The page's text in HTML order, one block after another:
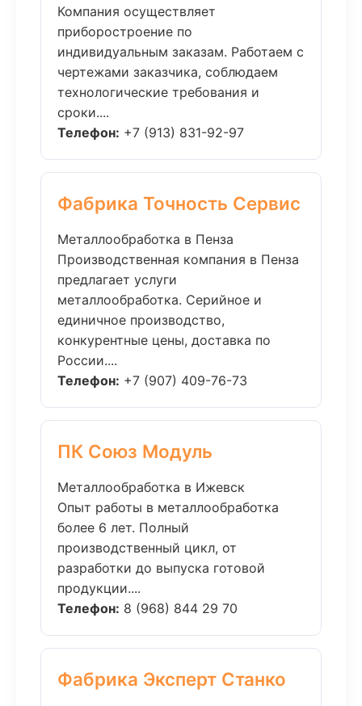
Компания осуществляет
приборостроение по
индивидуальным заказам. Работаем с
чертежами заказчика, соблюдаем
технологические требования и
сроки....
Телефон: +7 (913) 831-92-97
Фабрика Точность Сервис
Металлообработка в Пенза
Производственная компания в Пенза
предлагает услуги
металлообработка. Серийное и
единичное производство,
конкурентные цены, доставка по
России....
Телефон: +7 (907) 409-76-73
ПК Союз Модуль
Металлообработка в Ижевск
Опыт работы в металлообработка
более 6 лет. Полный
производственный цикл, от
разработки до выпуска готовой
продукции....
Телефон: 8 (968) 844 29 70
Фабрика Эксперт Станко